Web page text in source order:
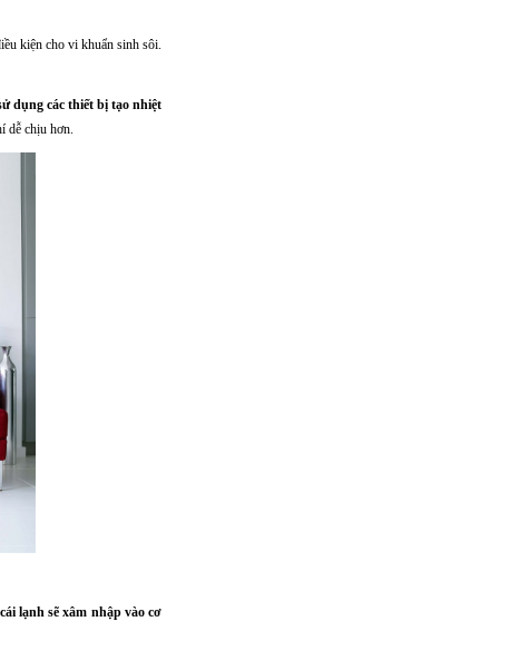
kiện cho vi khuẩn sinh sôi.
dụng các thiết bị tạo nhiệt
dễ chịu hơn.
cái lạnh sẽ xâm nhập vào cơ